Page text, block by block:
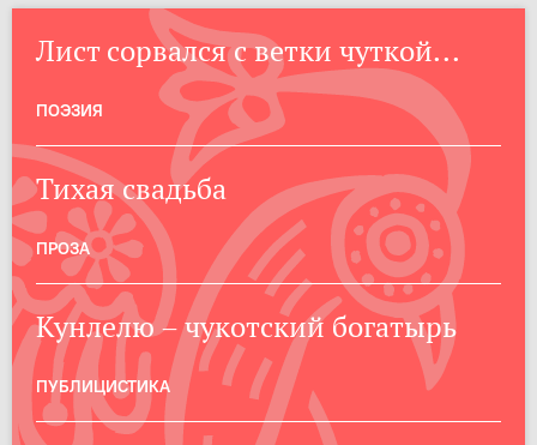
Лист сорвался с ветки чуткой...
ПОЭЗИЯ
Тихая свадьба
ПРОЗА
Кунлелю – чукотский богатырь
ПУБЛИЦИСТИКА